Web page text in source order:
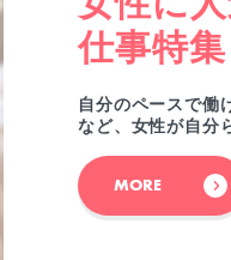
仕事特集
自分のペースで働
など、女性が自分
MORE